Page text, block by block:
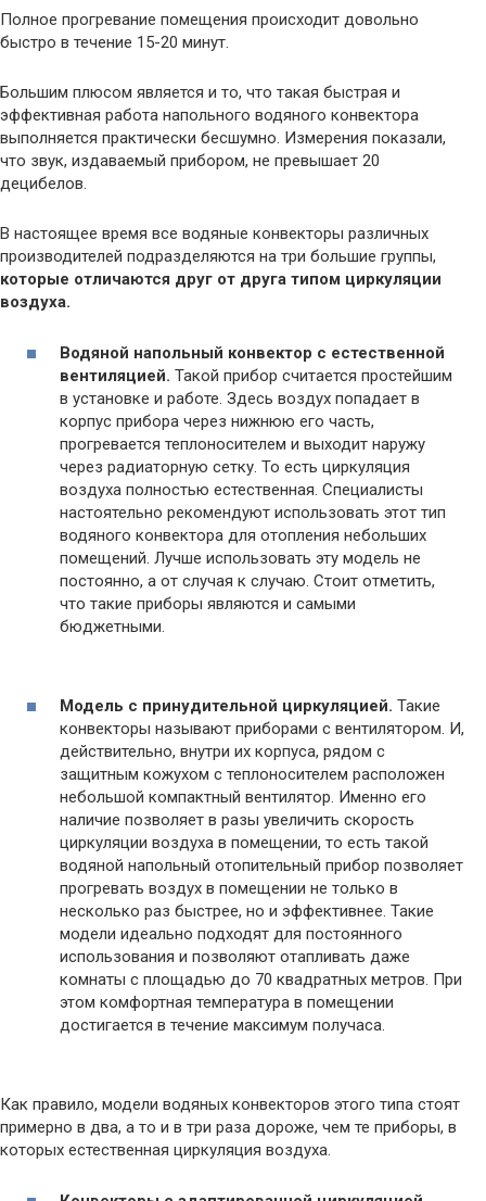
Полное прогревание помещения происходит довольно
быстро в течение 15-20 минут.
Большим плюсом является и то, что такая быстрая и
эффективная работа напольного водяного конвектора
выполняется практически бесшумно. Измерения показали,
что звук, издаваемый прибором, не превышает 20
децибелов.
В настоящее время все водяные конвекторы различных
производителей подразделяются на три большие группы,
которые отличаются друг от друга типом циркуляции
воздуха.
Водяной напольный конвектор с естественной
вентиляцией. Такой прибор считается простейшим
в установке и работе. Здесь воздух попадает в
корпус прибора через нижнюю его часть,
прогревается теплоносителем и выходит наружу
через радиаторную сетку. То есть циркуляция
воздуха полностью естественная. Специалисты
настоятельно рекомендуют использовать этот тип
водяного конвектора для отопления небольших
помещений. Лучше использовать эту модель не
постоянно, а от случая к случаю. Стоит отметить,
что такие приборы являются и самыми
бюджетными.
Модель с принудительной циркуляцией. Такие
конвекторы называют приборами с вентилятором. И,
действительно, внутри их корпуса, рядом с
защитным кожухом с теплоносителем расположен
небольшой компактный вентилятор. Именно его
наличие позволяет в разы увеличить скорость
циркуляции воздуха в помещении, то есть такой
водяной напольный отопительный прибор позволяет
прогревать воздух в помещении не только в
несколько раз быстрее, но и эффективнее. Такие
модели идеально подходят для постоянного
использования и позволяют отапливать даже
комнаты с площадью до 70 квадратных метров. При
этом комфортная температура в помещении
достигается в течение максимум получаса.
Как правило, модели водяных конвекторов этого типа стоят
примерно в два, а то и в три раза дороже, чем те приборы, в
которых естественная циркуляция воздуха.